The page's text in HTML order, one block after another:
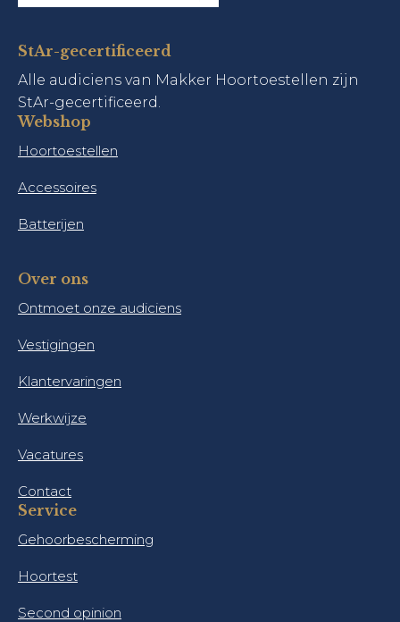
StAr-gecertificeerd
Alle audiciens van Makker Hoortoestellen zijn
StAr-gecertificeerd.
Webshop
Hoortoestellen
Accessoires
Batterijen
Over ons
Ontmoet onze audiciens
Vestigingen
Klantervaringen
Werkwijze
Vacatures
Contact
Service
Gehoorbescherming
Hoortest
Second opinion